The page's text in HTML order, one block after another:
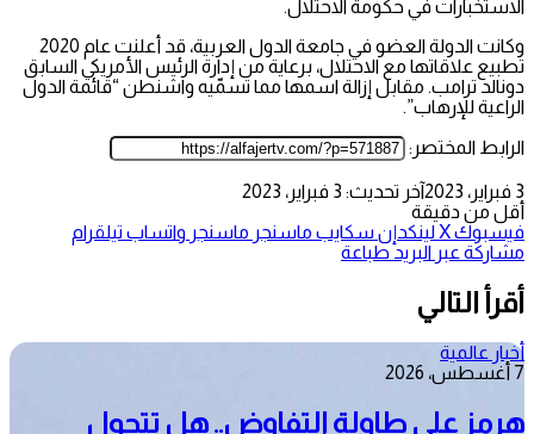
الاستخبارات في حكومة الاحتلال.
وكانت الدولة العضو في جامعة الدول العربية، قد أعلنت عام 2020
تطبيع علاقاتها مع الاحتلال، برعاية من إدارة الرئيس الأمريكي السابق
دونالد ترامب. مقابل إزالة اسمها مما تسمّيه واشنطن “قائمة الدول
الراعية للإرهاب”.
الرابط المختصر:
3 فبراير، 2023
آخر تحديث: 3 فبراير، 2023
أقل من دقيقة
فيسبوك‫Xلينكدإن سكايب ماسنجر ماسنجر واتساب تيلقرام
مشاركة عبر البريد طباعة
أقرأ التالي
أخبار عالمية
7 أغسطس، 2026
هرمز على طاولة التفاوض.. هل تتحول